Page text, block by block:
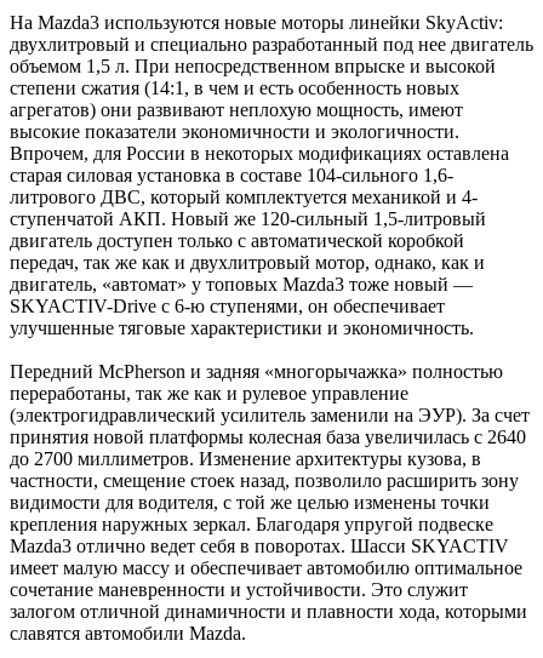
На Mazda3 используются новые моторы линейки SkyActiv:
двухлитровый и специально разработанный под нее двигатель
объемом 1,5 л. При непосредственном впрыске и высокой
степени сжатия (14:1, в чем и есть особенность новых
агрегатов) они развивают неплохую мощность, имеют
высокие показатели экономичности и экологичности.
Впрочем, для России в некоторых модификациях оставлена
старая силовая установка в составе 104-сильного 1,6-
литрового ДВС, который комплектуется механикой и 4-
ступенчатой АКП. Новый же 120-сильный 1,5-литровый
двигатель доступен только с автоматической коробкой
передач, так же как и двухлитровый мотор, однако, как и
двигатель, «автомат» у топовых Mazda3 тоже новый —
SKYACTIV-Drive с 6-ю ступенями, он обеспечивает
улучшенные тяговые характеристики и экономичность.
Передний McPherson и задняя «многорычажка» полностью
переработаны, так же как и рулевое управление
(электрогидравлический усилитель заменили на ЭУР). За счет
принятия новой платформы колесная база увеличилась с 2640
до 2700 миллиметров. Изменение архитектуры кузова, в
частности, смещение стоек назад, позволило расширить зону
видимости для водителя, с той же целью изменены точки
крепления наружных зеркал. Благодаря упругой подвеске
Mazda3 отлично ведет себя в поворотах. Шасси SKYACTIV
имеет малую массу и обеспечивает автомобилю оптимальное
сочетание маневренности и устойчивости. Это служит
залогом отличной динамичности и плавности хода, которыми
славятся автомобили Mazda.